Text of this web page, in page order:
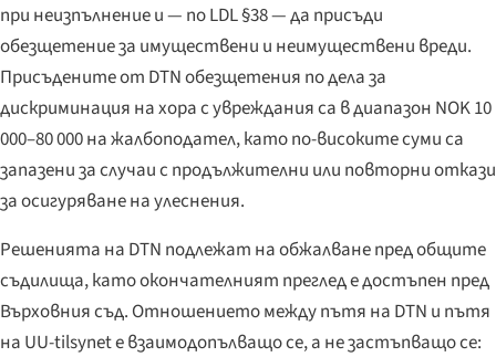
при неизпълнение и — по LDL §38 — да присъди
обезщетение за имуществени и неимуществени вреди.
Присъдените от DTN обезщетения по дела за
дискриминация на хора с увреждания са в диапазон NOK 10
000–80 000 на жалбоподател, като по-високите суми са
запазени за случаи с продължителни или повторни откази
за осигуряване на улеснения.
Решенията на DTN подлежат на обжалване пред общите
съдилища, като окончателният преглед е достъпен пред
Върховния съд. Отношението между пътя на DTN и пътя
на UU-tilsynet е взаимодопълващо се, а не застъпващо се: